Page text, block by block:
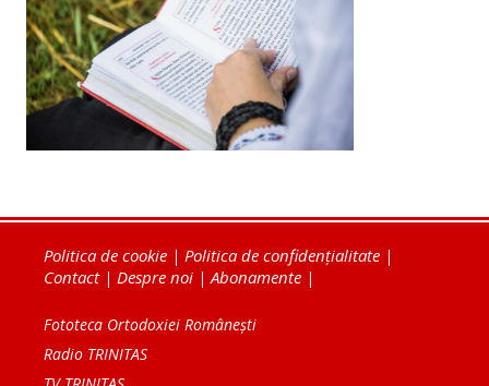
Politica de cookie | Politica de confidențialitate |
Contact| Despre noi | Abonamente |
Fototeca Ortodoxiei Românești
Radio TRINITAS